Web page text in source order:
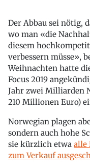
Der Abbau sei nötig,
wo man «die
diesem
verbessern müsse»,
Weihnachten hatte
Focus 2019
Jahr zwei Milliarden
210 Millionen Euro)
Norwegian plagen
sondern auch hohe
sie kürzlich etwa alle
zum Verkauf